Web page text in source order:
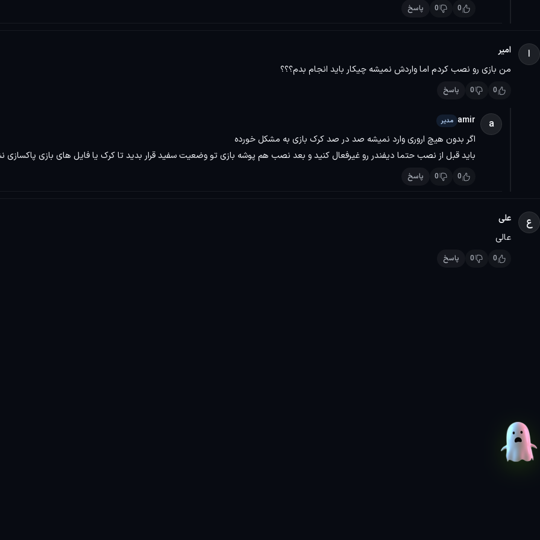
<<< با
0
0 پاسخ
ا
امیر
من بازی رو نصب کردم اما واردش نمیشه چیکار باید انجام بدم؟؟؟
0
0 پاسخ
a
amir مدیر
اگر بدون هیچ اروری وارد نمیشه صد در صد کرک بازی به مشکل خورده
باید قبل از نصب حتما دیفندر رو غیرفعال کنید و بعد نصب هم پوشه بازی تو وضعیت سفید قرار بدید تا کرک یا فایل های بازی پاکسازی
0
0 پاسخ
ع
علی
عالی
0
0 پاسخ